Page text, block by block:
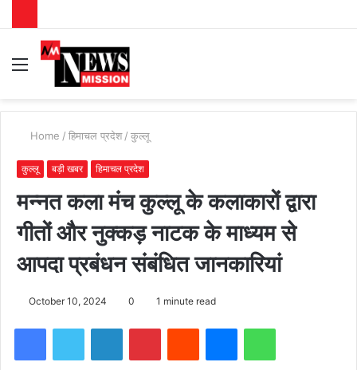
Menu
Home / हिमाचल प्रदेश / कुल्लू
कुल्लू बड़ी खबर हिमाचल प्रदेश
मन्नत कला मंच कुल्लू के कलाकारों द्वारा
गीतों और नुक्कड़ नाटक के माध्यम से
आपदा प्रबंधन संबंधित जानकारियां
October 10, 2024 0 1 minute read